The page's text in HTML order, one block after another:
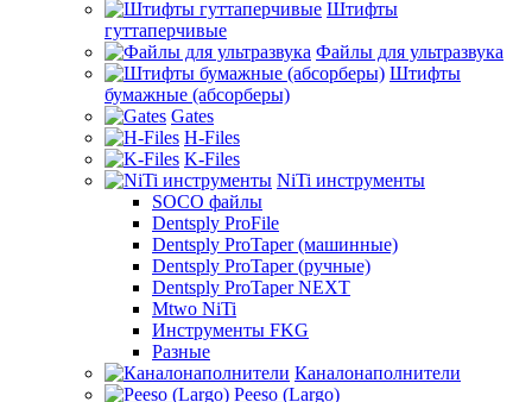
Штифты
гуттаперчивые
Файлы для ультразвука
Штифты
бумажные (абсорберы)
Gates
H-Files
K-Files
NiTi инструменты
SOCO файлы
Dentsply ProFile
Dentsply ProTaper (машинные)
Dentsply ProTaper (ручные)
Dentsply ProTaper NEXT
Mtwo NiTi
Инструменты FKG
Разные
Каналонаполнители
Peeso (Largo)